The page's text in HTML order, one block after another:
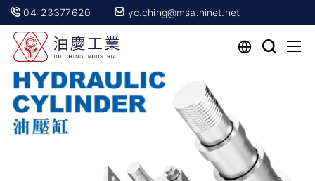
04-23377620 yc.ching@msa.hinet.net